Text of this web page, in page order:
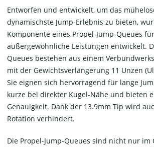
Entworfen und entwickelt, um das
dynamischste Jump-Erlebnis zu bieten,
Komponente eines Propel-Jump-Queues für
außergewöhnliche Leistungen entwickelt.
Queues bestehen aus einem
mit der Gewichtsverlängerung 11 Unzen
Sie eignen sich hervorragend für lange
kurze bei direkter Kugel-Nähe und bieten
Genauigkeit. Dank der 13.9mm Tip wird
Rotation verhindert.
Die Propel-Jump-Queues sind nicht nur im